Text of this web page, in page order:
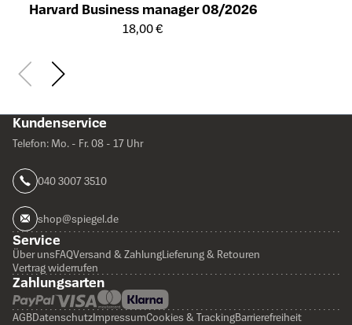
Harvard Business manager 08/2026
Öffnet die Detailseite des Produkts
18,00 €
Kundenservice
Telefon: Mo. - Fr. 08 - 17 Uhr
040 3007 3510
shop@spiegel.de
Service
Über unsFAQVersand & ZahlungLieferung & Retouren
Vertrag widerrufen
Zahlungsarten
AGBDatenschutzImpressumCookies & TrackingBarrierefreiheit